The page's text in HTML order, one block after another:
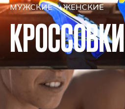
МУЖСКИЕ ЖЕНСКИЕ
КРОССОВКИ